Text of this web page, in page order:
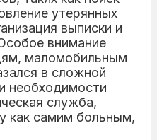
утерянных
выписки и
внимание
маломобильным
в сложной
необходимости
служба,
как самим больным,